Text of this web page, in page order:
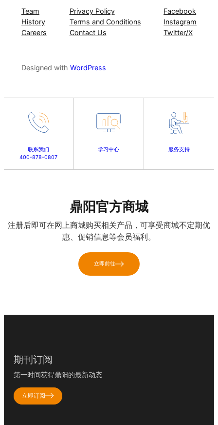
Team
History
Careers
Privacy Policy
Terms and Conditions
Contact Us
Facebook
Instagram
Twitter/X
Designed with WordPress
联系我们
400-878-0807
学习中心 服务支持
鼎阳官方商城
注册后即可在网上商城购买相关产品，可享受商城不定期优
惠、促销信息等会员福利。
立即前往
期刊订阅
第一时间获得鼎阳的最新动态
立即订阅